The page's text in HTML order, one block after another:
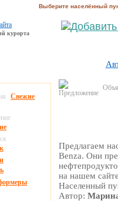
Выберите населённый
курорта
Предлагаем
Benza. Они
на нашем
Населенный
Автор:
Свежие